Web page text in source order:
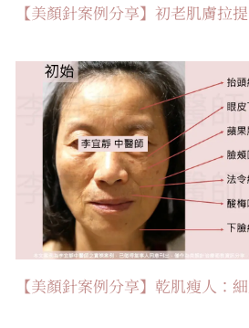
【美顏針案例分享】初老肌膚拉
【美顏針案例分享】乾肌瘦人：